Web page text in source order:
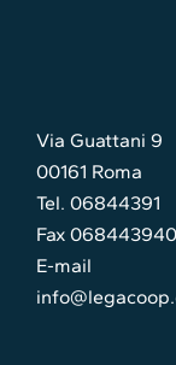
Via Guattani 9
00161 Roma
Tel. 06844391
Fax
E-mail